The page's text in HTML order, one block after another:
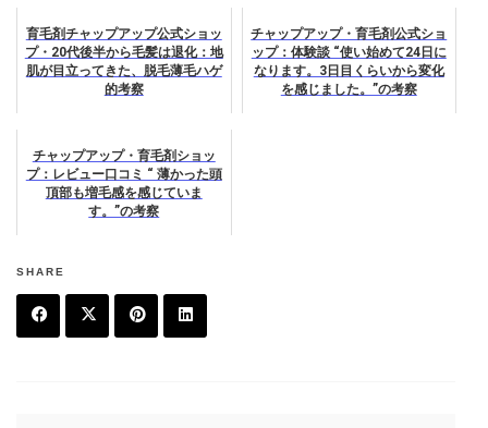
育毛剤チャップアップ公式ショッ
プ・20代後半から毛髪は退化：地
肌が目立ってきた、脱毛薄毛ハゲ
的考察
チャップアップ・育毛剤公式ショ
ップ：体験談 “使い始めて24日に
なります。3日目くらいから変化
を感じました。”の考察
チャップアップ・育毛剤ショッ
プ：レビュー口コミ “ 薄かった頭
頂部も増毛感を感じていま
す。”の考察
SHARE